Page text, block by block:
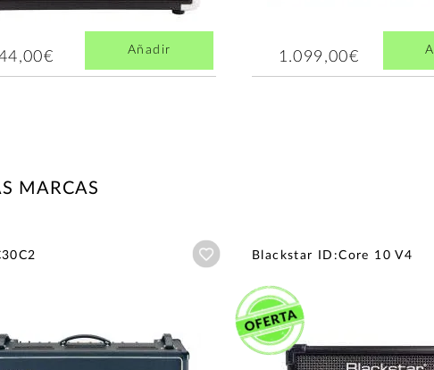
Añadir 1.099,00€
MARCAS
Añadir a wishlist
Blackstar ID:Core 10 V4